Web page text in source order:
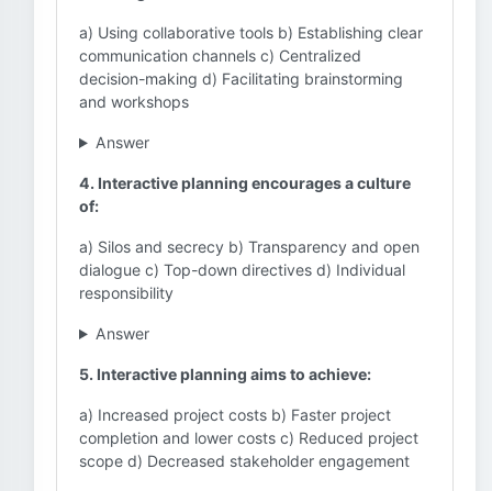
a) Using collaborative tools b) Establishing clear
communication channels c) Centralized
decision-making d) Facilitating brainstorming
and workshops
Answer
4. Interactive planning encourages a culture
of:
a) Silos and secrecy b) Transparency and open
dialogue c) Top-down directives d) Individual
responsibility
Answer
5. Interactive planning aims to achieve:
a) Increased project costs b) Faster project
completion and lower costs c) Reduced project
scope d) Decreased stakeholder engagement